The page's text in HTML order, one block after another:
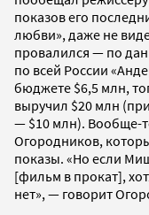
показов его
любви», даже не
провалился — по
по всей России
бюджете $6,5 млн,
выручил $20 млн
— $10 млн). Вообще-
Огородников,
показы. «Но если
[фильм в прокат],
нет», — говорит